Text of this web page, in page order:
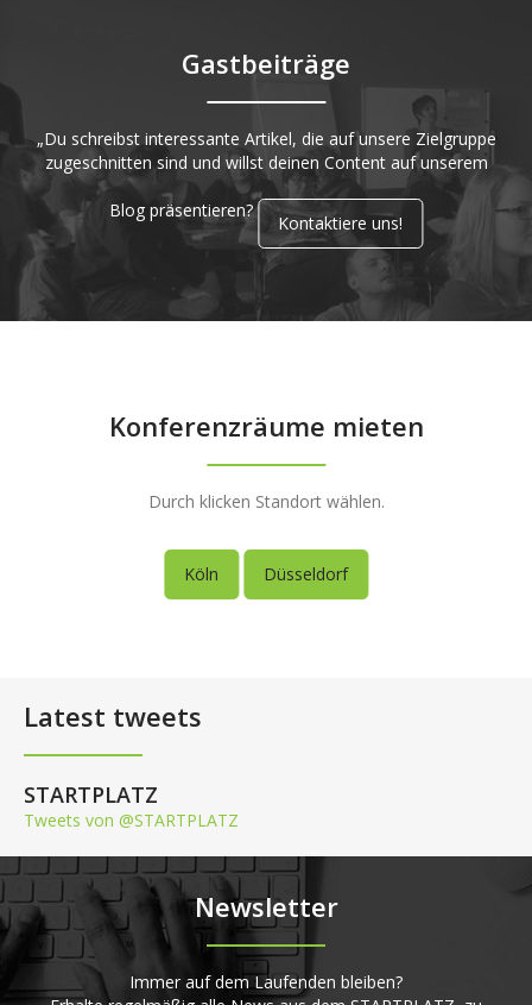
Gastbeiträge
„Du schreibst interessante Artikel, die auf unsere Zielgruppe
zugeschnitten sind und willst deinen Content auf unserem
Blog präsentieren?
Kontaktiere uns!
Konferenzräume mieten
Durch klicken Standort wählen.
Köln Düsseldorf
Latest tweets
STARTPLATZ
Tweets von @STARTPLATZ
Newsletter
Immer auf dem Laufenden bleiben?